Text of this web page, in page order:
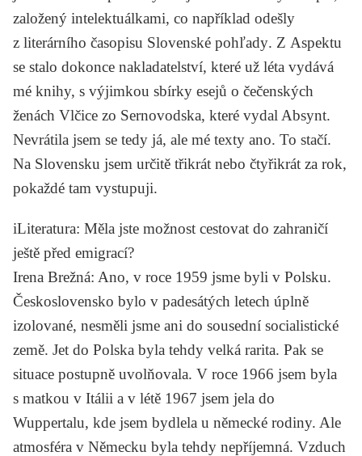
založený intelektuálkami, co například odešly
z literárního časopisu Slovenské pohľady. Z Aspektu
se stalo dokonce nakladatelství, které už léta vydává
mé knihy, s výjimkou sbírky esejů o čečenských
ženách Vlčice zo Sernovodska, které vydal Absynt.
Nevrátila jsem se tedy já, ale mé texty ano. To stačí.
Na Slovensku jsem určitě třikrát nebo čtyřikrát za rok,
pokaždé tam vystupuji.
iLiteratura: Měla jste možnost cestovat do zahraničí
ještě před emigrací?
Irena Brežná: Ano, v roce 1959 jsme byli v Polsku.
Československo bylo v padesátých letech úplně
izolované, nesměli jsme ani do sousední socialistické
země. Jet do Polska byla tehdy velká rarita. Pak se
situace postupně uvolňovala. V roce 1966 jsem byla
s matkou v Itálii a v létě 1967 jsem jela do
Wuppertalu, kde jsem bydlela u německé rodiny. Ale
atmosféra v Německu byla tehdy nepříjemná. Vzduch